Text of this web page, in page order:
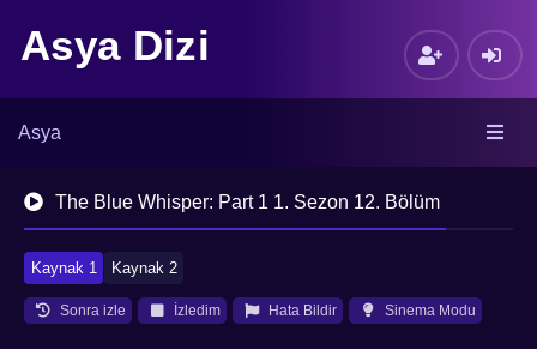
Asya Dizi
Asya
The Blue Whisper: Part 1 1. Sezon 12. Bölüm
Kaynak 1 Kaynak 2
Sonra izle İzledim Hata Bildir Sinema Modu